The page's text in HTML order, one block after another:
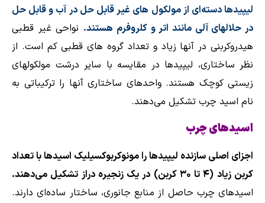
لیپیدها دسته‌ای از مولکول های غیر قابل حل در آب و قابل حل
در حلالهای آلی مانند اترو کلروفرم هستند. نواحی غیر قطبی
هیدروکربنی در آنها زیاد و تعداد گروه های قطبی کم است. از
نظر ساختاری، لیپیدها در مقایسه با سایر درشت مولکولهای
زیستی کوچک هستند. واحدهای ساختاری آنها را ترکیباتی به
نام اسید چرب تشکیل می‌دهند.
اسیدهای چرب
اجزای اصلی سازنده لیپیدها را مونوکربوکسیلیک اسیدها با تعداد
کربن زیاد (۴ تا ۳۰ کربن) در یک زنجیره دراز تشکیل می‌دهند.
اسیدهای چرب حاصل از منابع جانوری، ساختار ساده‌ای دارند.